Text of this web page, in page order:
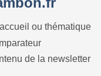
ou thématique
de la newsletter